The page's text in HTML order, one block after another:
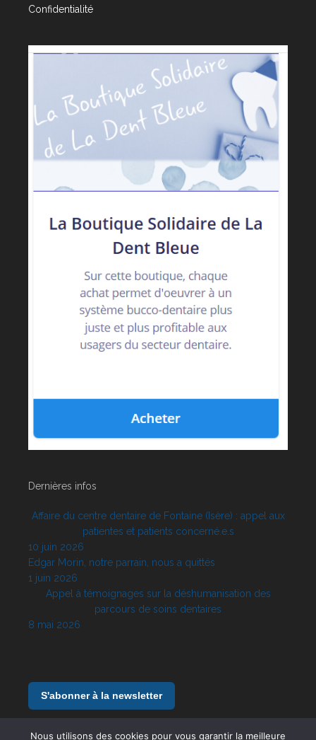
Confidentialité
Dernières infos
Affaire du centre dentaire de Fontaine (Isère) : appel aux
patientes et patients concerné.e.s
10 juin 2026
Edgar Morin, notre parrain, nous a quittés
1 juin 2026
Appel à témoignages sur la déshumanisation des
parcours de soins dentaires
8 mai 2026
S'abonner à la newsletter
Nous utilisons des cookies pour vous garantir la meilleure